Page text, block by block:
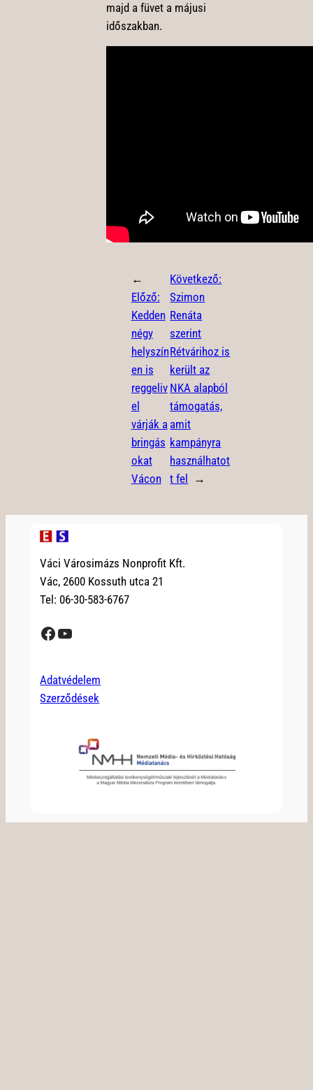
majd a füvet a májusi
időszakban.
←
Előző:
Kedden
négy
helyszín
en is
reggeliv
el
várják a
bringás
okat
Vácon
Következő:
Szimon
Renáta
szerint
Rétvárihoz is
került az
NKA alapból
támogatás,
amit
kampányra
használhatot
t fel
→
Váci Városimázs Nonprofit Kft.
Vác, 2600 Kossuth utca 21
Tel: 06-30-583-6767
Facebook YouTube
Adatvédelem
Szerződések